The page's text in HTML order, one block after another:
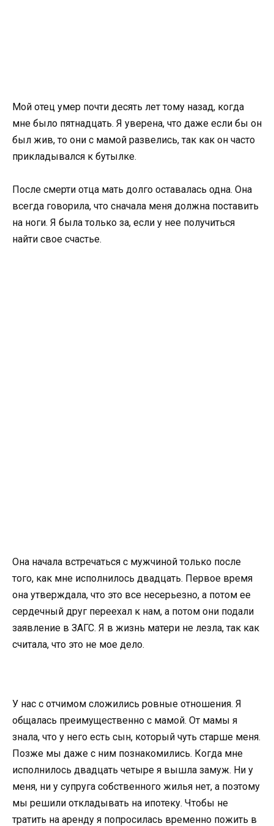
Мой отец умер почти десять лет тому назад, когда
мне было пятнадцать. Я уверена, что даже если бы он
был жив, то они с мамой развелись, так как он часто
прикладывался к бутылке.
После смерти отца мать долго оставалась одна. Она
всегда говорила, что сначала меня должна поставить
на ноги. Я была только за, если у нее получиться
найти свое счастье.
Она начала встречаться с мужчиной только после
того, как мне исполнилось двадцать. Первое время
она утверждала, что это все несерьезно, а потом ее
сердечный друг переехал к нам, а потом они подали
заявление в ЗАГС. Я в жизнь матери не лезла, так как
считала, что это не мое дело.
У нас с отчимом сложились ровные отношения. Я
общалась преимущественно с мамой. От мамы я
знала, что у него есть сын, который чуть старше меня.
Позже мы даже с ним познакомились. Когда мне
исполнилось двадцать четыре я вышла замуж. Ни у
меня, ни у супруга собственного жилья нет, а поэтому
мы решили откладывать на ипотеку. Чтобы не
тратить на аренду я попросилась временно пожить в